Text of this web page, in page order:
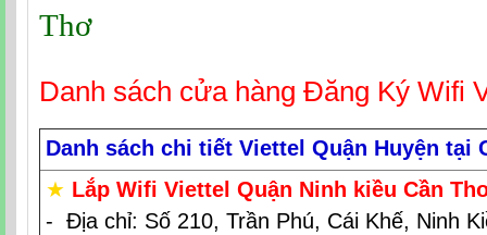
Thơ
Danh sách cửa hàng Đăng Ký Wifi
Danh sách chi tiết Viettel Quận Huyện tại
★ Lắp Wifi Viettel Quận Ninh kiều Cần
- Địa chỉ: Số 210, Trần Phú, Cái Khế, Ninh